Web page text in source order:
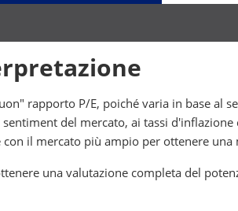
rapporto P/E, poiché varia in base al
del mercato, ai tassi d'inflazione
il mercato più ampio per ottenere
una valutazione completa del